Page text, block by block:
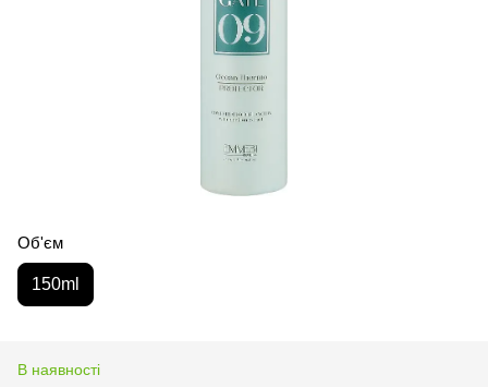
Об'єм
150ml
В наявності